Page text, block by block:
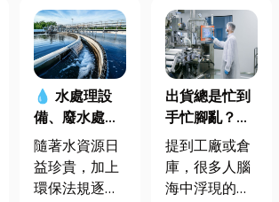
💧 水處理設
備、廢水處理
工程與回收水
工程完整解析
｜打造高效率
隨著水資源日
益珍貴，加上
環保法規逐漸
出貨總是忙到
手忙腳亂？包
裝自動化其實
沒有你想像中
那麼遙遠！
提到工廠或倉
庫，很多人腦
海中浮現的畫